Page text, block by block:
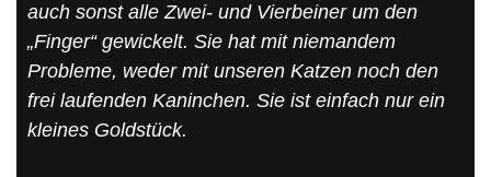
auch sonst alle Zwei- und Vierbeiner um den
„Finger“ gewickelt. Sie hat mit niemandem
Probleme, weder mit unseren Katzen noch den
frei laufenden Kaninchen. Sie ist einfach nur ein
kleines Goldstück.